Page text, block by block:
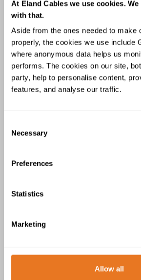
At Eland Cables we use cookies.
with that.
Aside from the ones needed to make
properly, the cookies we use include
where anonymous data helps us
performs. The cookies on our site,
party, help to personalise content,
features, and analyse our traffic.
Selection
Necessary
Preferences
Statistics
Marketing
Allow all
CÂBLE N2XSEY
4 Produits